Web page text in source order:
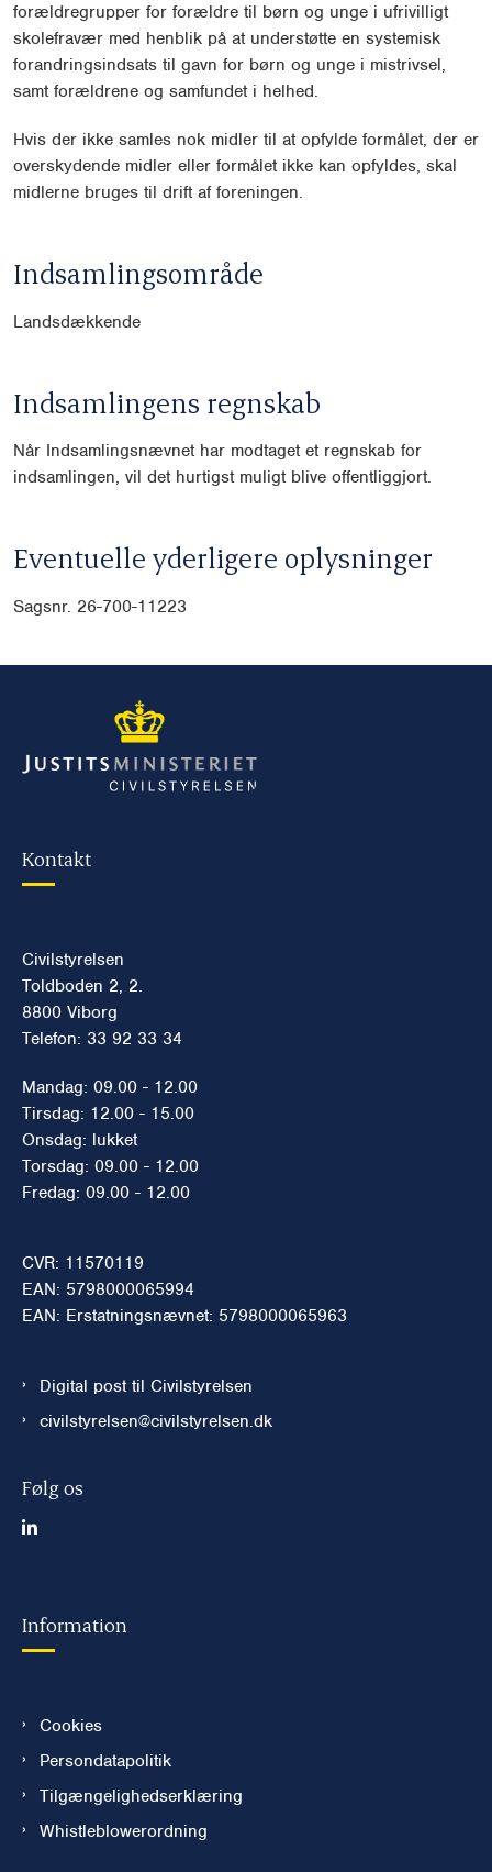
forældregrupper for forældre til børn og unge i ufrivilligt
skolefravær med henblik på at understøtte en systemisk
forandringsindsats til gavn for børn og unge i mistrivsel,
samt forældrene og samfundet i helhed.
Hvis der ikke samles nok midler til at opfylde formålet, der er
overskydende midler eller formålet ikke kan opfyldes, skal
midlerne bruges til drift af foreningen.
Indsamlingsområde
Landsdækkende
Indsamlingens regnskab
Når Indsamlingsnævnet har modtaget et regnskab for
indsamlingen, vil det hurtigst muligt blive offentliggjort.
Eventuelle yderligere oplysninger
Sagsnr. 26-700-11223
Kontakt
Civilstyrelsen
Toldboden 2, 2.
8800 Viborg
Telefon: 33 92 33 34
Mandag: 09.00 - 12.00
Tirsdag: 12.00 - 15.00
Onsdag: lukket
Torsdag: 09.00 - 12.00
Fredag: 09.00 - 12.00
CVR: 11570119
EAN: 5798000065994
EAN: Erstatningsnævnet: 5798000065963
Digital post til Civilstyrelsen
civilstyrelsen@civilstyrelsen.dk
Følg os
Information
Cookies
Persondatapolitik
Tilgængelighedserklæring
Whistleblowerordning